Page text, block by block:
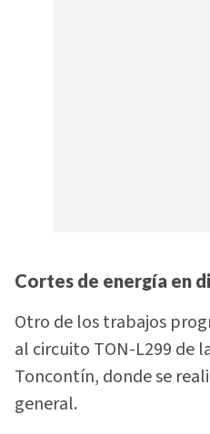
Cortes de energía en
Otro de los trabajos
al circuito TON-L299 de
Toncontín, donde se
general.